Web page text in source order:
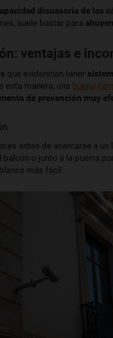
disuasoria de las
suele bastar para
ventajas e
que evidencian tener
esta manera, una buena
de prevención muy
antes de acercarse a un
balcón o junto a la puerta
más fácil.